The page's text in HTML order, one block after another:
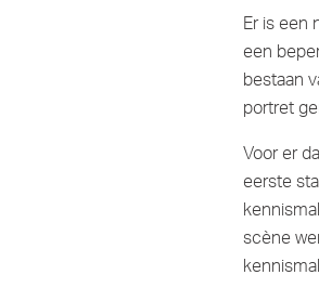
Er is
een
bestaan
portret
Voor er
eerste
scène